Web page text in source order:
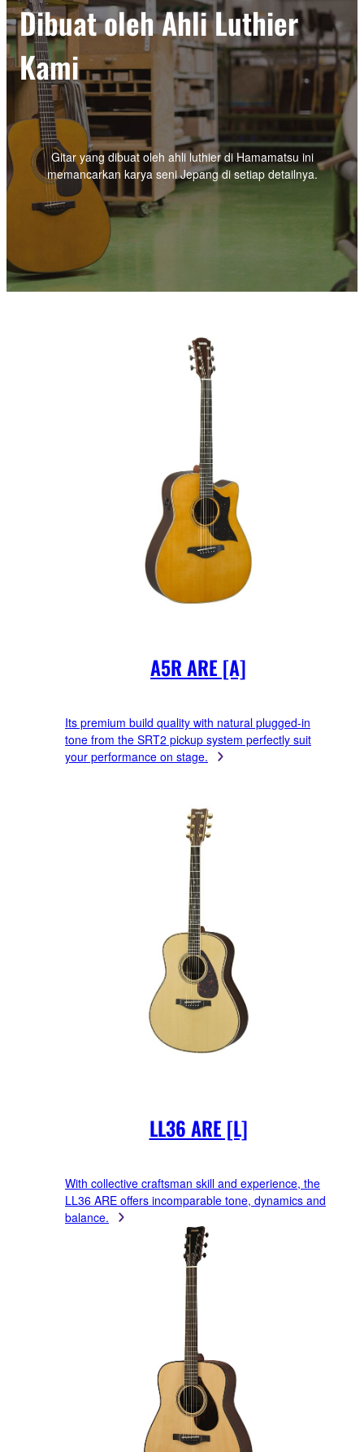
Dibuat oleh Ahli Luthier
Kami
Gitar yang dibuat oleh ahli luthier di Hamamatsu ini
memancarkan karya seni Jepang di setiap detailnya.
A5R ARE [A]
Its premium build quality with natural plugged-in
tone from the SRT2 pickup system perfectly suit
your performance on stage.
LL36 ARE [L]
With collective craftsman skill and experience, the
LL36 ARE offers incomparable tone, dynamics and
balance.